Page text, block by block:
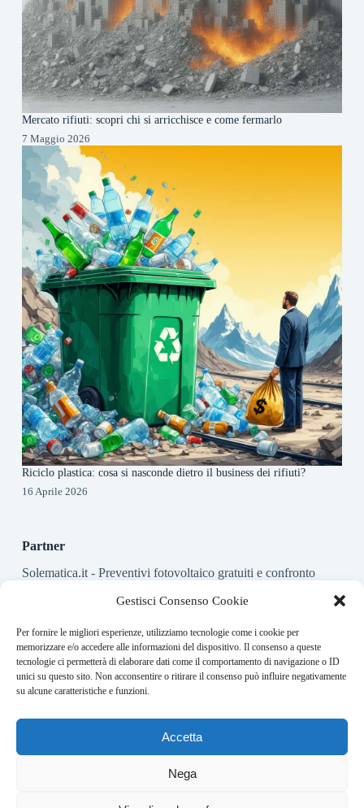
Gestisci Consenso Cookie
Per fornire le migliori esperienze, utilizziamo tecnologie come i cookie per
memorizzare e/o accedere alle informazioni del dispositivo. Il consenso a queste
tecnologie ci permetterà di elaborare dati come il comportamento di navigazione o ID
unici su questo sito. Non acconsentire o ritirare il consenso può influire negativamente
su alcune caratteristiche e funzioni.
Accetta
Nega
Mercato rifiuti: scopri chi si arricchisce e come fermarlo
7 Maggio 2026
Riciclo plastica: cosa si nasconde dietro il business dei rifiuti?
16 Aprile 2026
Partner
Solematica.it- Preventivi fotovoltaico gratuiti e confronto
About this website
Energy-Bullet.it ogni giorno trova per te le notizie più rilevanti
in ambito finanziario.
Address:
VIA USODIMARE 3 - 37138 - VERONA (VR)
redazione@bullet-network.com